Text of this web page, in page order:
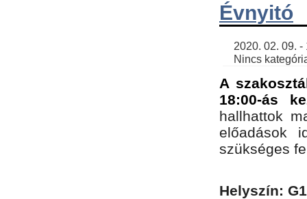
Évnyitó
Nincs
A
18:00-ás
hallhattok
előadások
szükséges
Helyszín: